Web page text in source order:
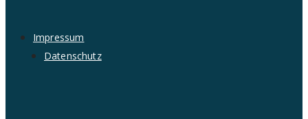
Impressum
Datenschutz